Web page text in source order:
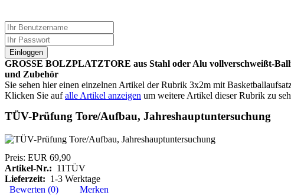
Einloggen
GROSSE BOLZPLATZTORE aus Stahl oder Alu vollverschweißt-
und Zubehör
Sie sehen hier einen einzelnen Artikel der Rubrik 3x2m mit
Klicken Sie aufalle Artikel anzeigen um weitere Artikel dieser Rubrik zu
TÜV-Prüfung Tore/Aufbau, Jahreshauptuntersuchung
Preis: EUR 69,90
Artikel-Nr.: 11TÜV
Lieferzeit: 1-3 Werktage
Bewerten (0)
Merken